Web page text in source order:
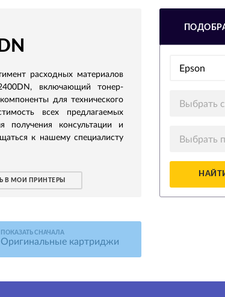
расходных материалов
включающий тонер-
для технического
всех предлагаемых
консультации и
к нашему специалисту
В МОИ ПРИНТЕРЫ
Epson
Выбрать
Выбрать
ПОКАЗАТЬ СНАЧАЛА
Оригинальные картриджи